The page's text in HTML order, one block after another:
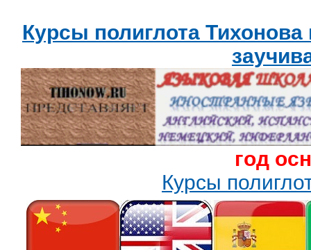
Курсы полиглота
год
Курсы